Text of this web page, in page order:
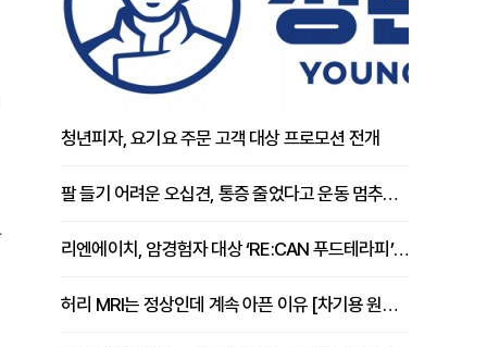
청년피자, 요기요 주문 고객 대상 프로모션 전개
팔 들기 어려운 오십견, 통증 줄었다고 운동 멈추면 안 되는 이유 [이병욱 원장 칼럼]
리엔에이치, 암경험자 대상 ‘RE:CAN 푸드테라피’ 운영
허리 MRI는 정상인데 계속 아픈 이유 [차기용 원장 칼럼]